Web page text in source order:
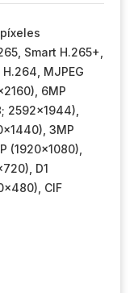
Smart H.265+,
MJPEG
6MP
2592×1944),
3MP
(1920×1080),
D1
CIF